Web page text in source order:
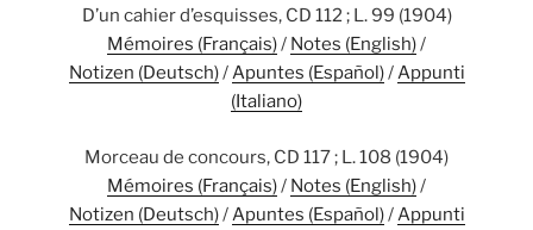
D’un cahier d’esquisses, CD 112 ; L. 99 (1904)
Mémoires (Français)/ Notes (English)/
Notizen (Deutsch)/Apuntes (Español)/Appunti
(Italiano)
Morceau de concours, CD 117 ; L. 108 (1904)
Mémoires (Français)/ Notes (English)/
Notizen (Deutsch)/ Apuntes (Español)/ Appunti